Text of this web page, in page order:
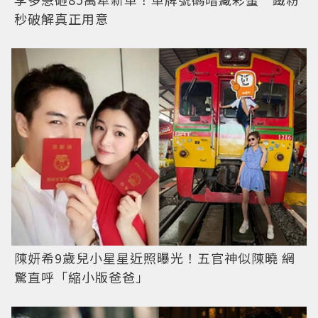
秒破解真正用意
陳妍希9歲兒小星星近照曝光！五官神似陳曉 網
驚直呼「縮小版爸爸」